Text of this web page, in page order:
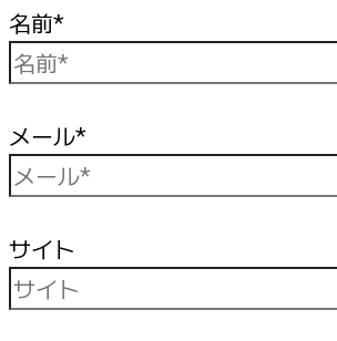
名前*
メール*
サイト